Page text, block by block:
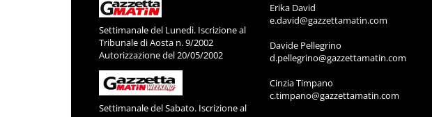
Settimanale del Lunedì. Iscrizione al
Tribunale di Aosta n. 9/2002
Autorizzazione del 20/05/2002
Settimanale del Sabato. Iscrizione al
Erika David
e.david@gazzettamatin.com
Davide Pellegrino
d.pellegrino@gazzettamatin.com
Cinzia Timpano
c.timpano@gazzettamatin.com